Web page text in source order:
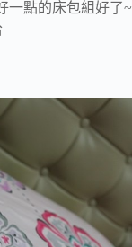
一點的床包組好了~